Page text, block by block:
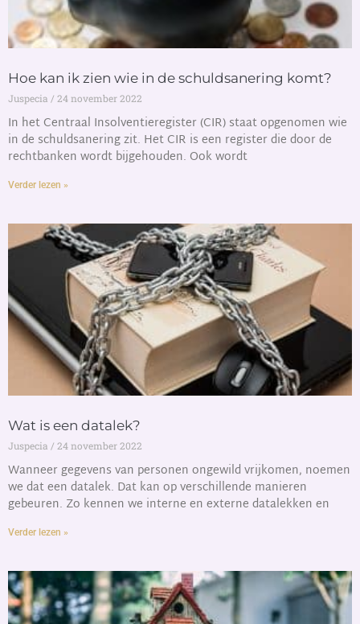
Hoe kan ik zien wie in de schuldsanering komt?
Juspecia 24 november 2022
In het Centraal Insolventieregister (CIR) staat opgenomen wie
in de schuldsanering zit. Het CIR is een register die door de
rechtbanken wordt bijgehouden. Ook wordt
Verder lezen »
Wat is een datalek?
Juspecia 24 november 2022
Wanneer gegevens van personen ongewild vrijkomen, noemen
we dat een datalek. Dat kan op verschillende manieren
gebeuren. Zo kennen we interne en externe datalekken en
Verder lezen »